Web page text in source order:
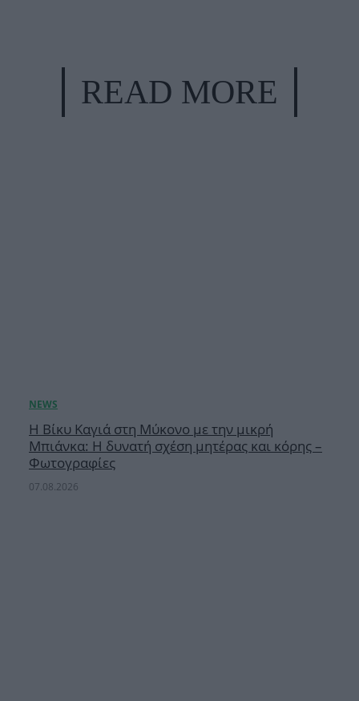
READ MORE
Η Βίκυ Καγιά στη Μύκονο με την μικρή
Μπιάνκα: Η δυνατή σχέση μητέρας και κόρης –
Φωτογραφίες
07.08.2026